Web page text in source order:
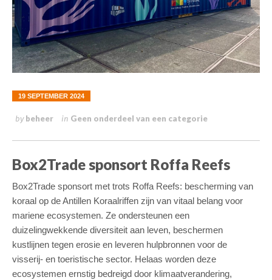
19 SEPTEMBER 2024
by beheer in Geen onderdeel van een categorie
Box2Trade sponsort Roffa Reefs
Box2Trade sponsort met trots Roffa Reefs: bescherming van
koraal op de Antillen Koraalriffen zijn van vitaal belang voor
mariene ecosystemen. Ze ondersteunen een
duizelingwekkende diversiteit aan leven, beschermen
kustlijnen tegen erosie en leveren hulpbronnen voor de
visserij- en toeristische sector. Helaas worden deze
ecosystemen ernstig bedreigd door klimaatverandering,